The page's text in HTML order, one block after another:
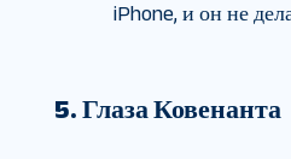
iPhone, и он не
5. Глаза Ковенанта